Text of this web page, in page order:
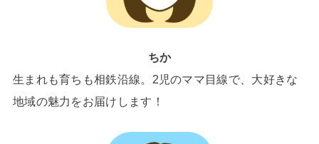
ちか
生まれも育ちも相鉄沿線。2児のママ目線で、大好きな
地域の魅力をお届けします！